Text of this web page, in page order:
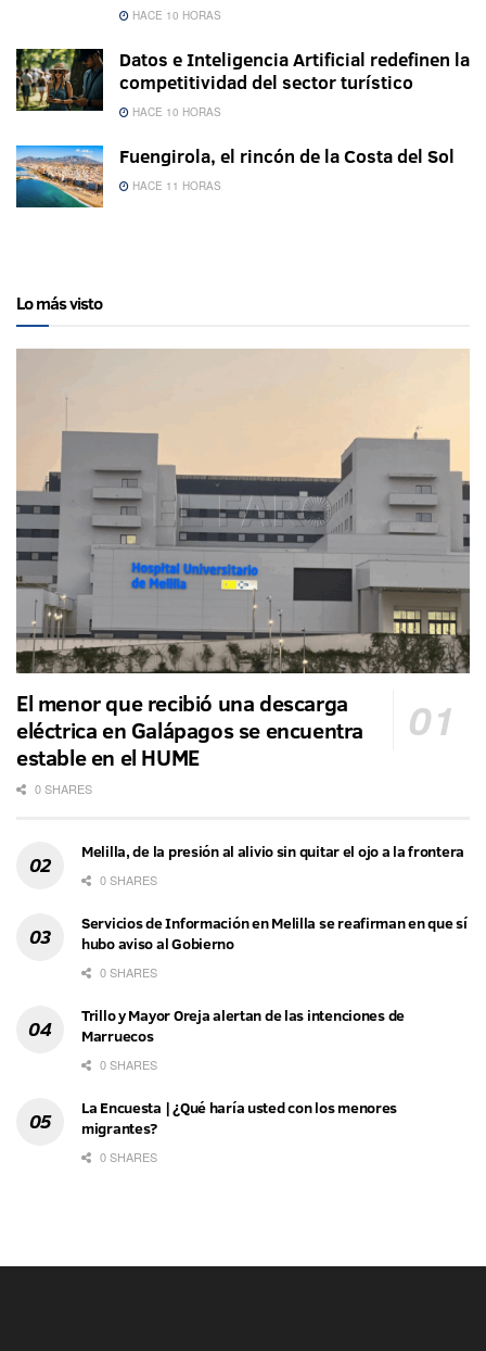
HACE 10 HORAS
Datos e Inteligencia Artificial redefinen la
competitividad del sector turístico
HACE 10 HORAS
Fuengirola, el rincón de la Costa del Sol
HACE 11 HORAS
Lo más visto
El menor que recibió una descarga
eléctrica en Galápagos se encuentra
estable en el HUME
0 SHARES
Melilla, de la presión al alivio sin quitar el ojo a la frontera
0 SHARES
Servicios de Información en Melilla se reafirman en que sí
hubo aviso al Gobierno
0 SHARES
Trillo y Mayor Oreja alertan de las intenciones de
Marruecos
0 SHARES
La Encuesta | ¿Qué haría usted con los menores
migrantes?
0 SHARES